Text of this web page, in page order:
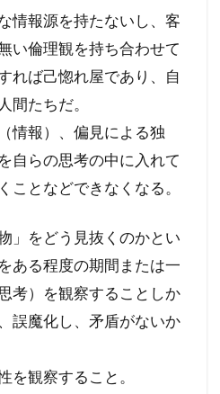
情報源を持たないし、客
い倫理観を持ち合わせて
れば己惚れ屋であり、自
間たちだ。
情報）、偏見による独
自らの思考の中に入れて
ことなどできなくなる。
」をどう見抜くのかとい
ある程度の期間または一
考）を観察することしか
誤魔化し、矛盾がないか
を観察すること。